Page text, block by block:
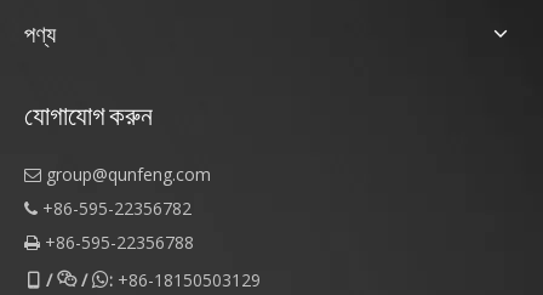
পণ্য
যোগাযোগ করুন
 group@qunfeng.com
 +86-595-22356782
 +86-595-22356788
 //: +86-18150503129